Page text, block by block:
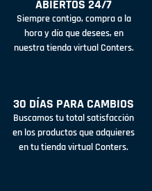
ABIERTOS 24/7
Siempre contigo, compra a la
hora y día que desees, en
nuestra tienda virtual Conters.
30 DÍAS PARA CAMBIOS
Buscamos tu total satisfacción
en los productos que adquieres
en tu tienda virtual Conters.